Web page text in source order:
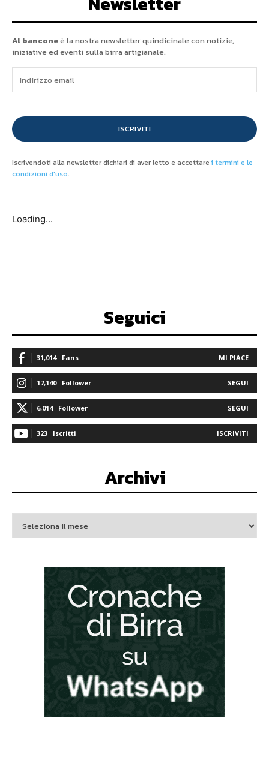
Al banconeè la nostra newsletter quindicinale con notizie,
iniziative ed eventi sulla birra artigianale.
ISCRIVITI
Iscrivendoti alla newsletter dichiari di aver letto e accettare i termini e le
condizioni d'uso.
Loading...
Seguici
31,014 Fans MI PIACE
17,140 Follower SEGUI
6,014 Follower SEGUI
323 Iscritti ISCRIVITI
Archivi